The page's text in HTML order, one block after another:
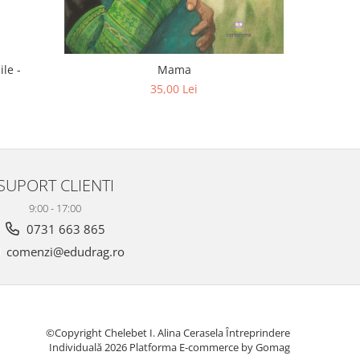
-
Mama
35,00 Lei
CLIENTI
9:00 - 17:00
0731 663 865
comenzi@edudrag.ro
©Copyright Chelebet I. Alina Cerasela Întreprindere
Individuală 2026 Platforma E-commerce by Gomag